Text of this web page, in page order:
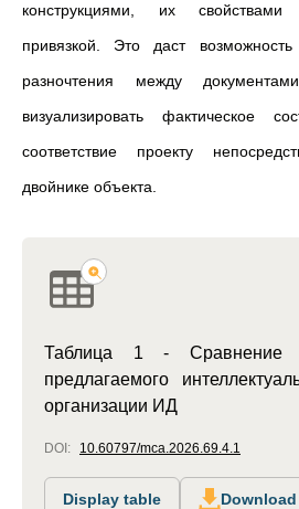
конструкциями, их свойствами
привязкой. Это даст
разночтения между
визуализировать фактическое
соответствие проекту
двойнике объекта.
Таблица 1 - Сравнение
предлагаемого
организации ИД
DOI: 10.60797/mca.2026.69.4.1
Display table Download